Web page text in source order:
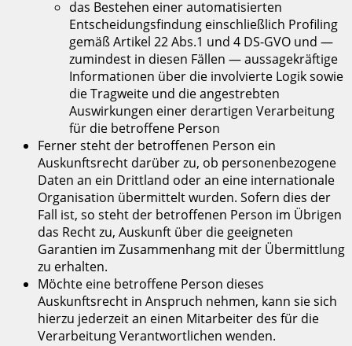
das Bestehen einer automatisierten
Entscheidungsfindung einschließlich Profiling
gemäß Artikel 22 Abs.1 und 4 DS-GVO und —
zumindest in diesen Fällen — aussagekräftige
Informationen über die involvierte Logik sowie
die Tragweite und die angestrebten
Auswirkungen einer derartigen Verarbeitung
für die betroffene Person
Ferner steht der betroffenen Person ein
Auskunftsrecht darüber zu, ob personenbezogene
Daten an ein Drittland oder an eine internationale
Organisation übermittelt wurden. Sofern dies der
Fall ist, so steht der betroffenen Person im Übrigen
das Recht zu, Auskunft über die geeigneten
Garantien im Zusammenhang mit der Übermittlung
zu erhalten.
Möchte eine betroffene Person dieses
Auskunftsrecht in Anspruch nehmen, kann sie sich
hierzu jederzeit an einen Mitarbeiter des für die
Verarbeitung Verantwortlichen wenden.